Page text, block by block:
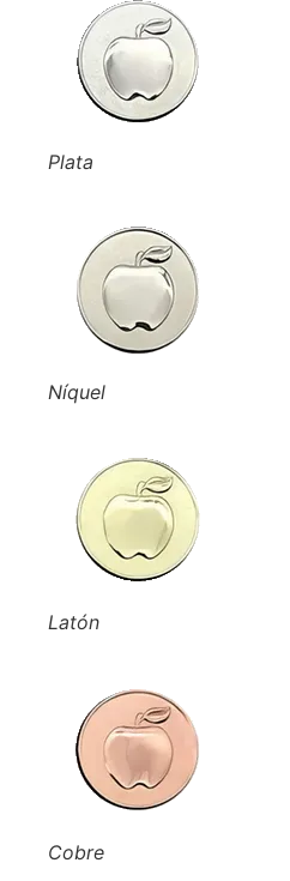
Plata
Níquel
Latón
Cobre